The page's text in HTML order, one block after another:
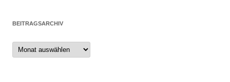
BEITRAGSARCHIV
Beitragsarchiv